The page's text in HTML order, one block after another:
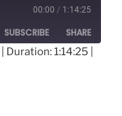
00:00 / 1:14:25
SUBSCRIBE SHARE
Duration: 1:14:25